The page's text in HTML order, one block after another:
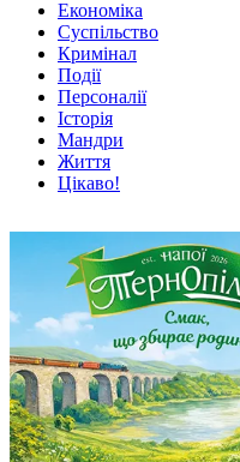
Економіка
Суспільство
Кримінал
Події
Персоналії
Історія
Мандри
Життя
Цікаво!